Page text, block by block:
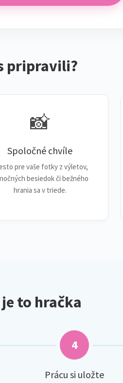
pripravili?
📸
Spoločné chvíle
pre vaše fotky z výletov,
besiedok či bežného
hrania sa v triede.
to hračka
4
Prácu si uložte